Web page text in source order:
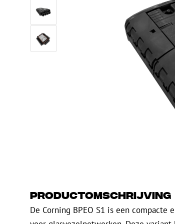
Glasvezel blaasapparatuur
PicoFlow Rapid
Nanoflow Rapid
MultiFlow Rapid
Testen
Meten
OTDR
Productomschrijving
De Corning BPEO S1 is een